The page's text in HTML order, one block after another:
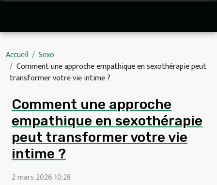
Accueil
Sexo
Comment une approche empathique en sexothérapie peut
transformer votre vie intime ?
Comment une approche
empathique en sexothérapie
peut transformer votre vie
intime ?
2 mars 2026 10:28